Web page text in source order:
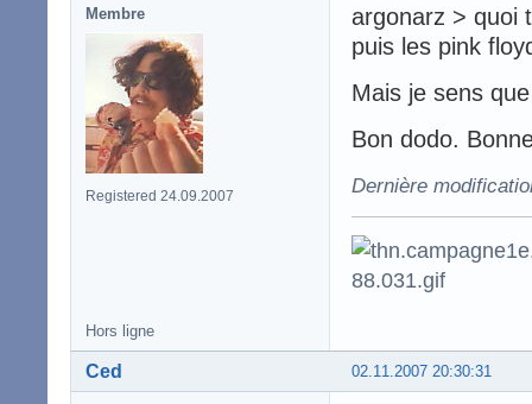
Membre
Registered 24.09.2007
argonarz > quoi
puis les pink
Mais je sens
Bon dodo.
Dernière
Hors ligne
02.11.2007 20:30:31
Ced